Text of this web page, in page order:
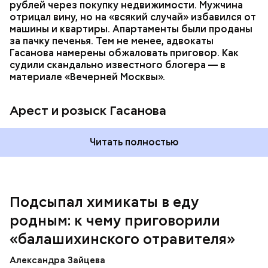
рублей через покупку недвижимости. Мужчина
отрицал вину, но на «всякий случай» избавился от
машины и квартиры. Апартаменты были проданы
за пачку печенья. Тем не менее, адвокаты
Гасанова намерены обжаловать приговор. Как
судили скандально известного блогера — в
материале «Вечерней Москвы».
Арест и розыск Гасанова
Читать полностью
Подсыпал химикаты в еду
родным: к чему приговорили
«балашихинского отравителя»
Александра Зайцева
Play
Началось расследование. В квартире потерпевших
Также отравленную пищу ела его младшая сестра.
которая в случае их смерти перешла бы сыну. Но
спустя несколько дней Миссюра заявил, что ранее
уже травил других людей.